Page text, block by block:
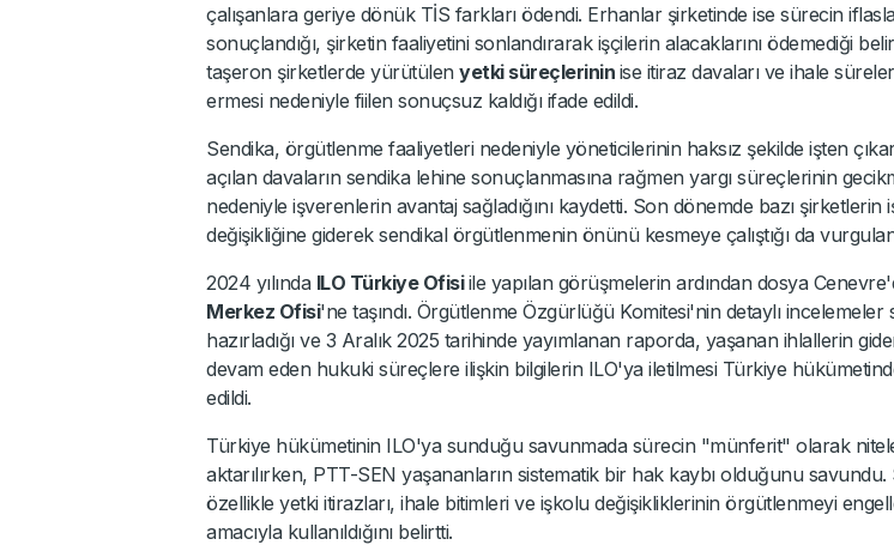
çalışanlara geriye dönük TİS farkları ödendi. Erhanlar şirketinde ise sürecin iflasla
sonuçlandığı, şirketin faaliyetini sonlandırarak işçilerin alacaklarını ödemediği
taşeron şirketlerde yürütülen yetki süreçlerinin ise itiraz davaları ve ihale
ermesi nedeniyle fiilen sonuçsuz kaldığı ifade edildi.
Sendika, örgütlenme faaliyetleri nedeniyle yöneticilerinin haksız şekilde işten
açılan davaların sendika lehine sonuçlanmasına rağmen yargı süreçlerinin
nedeniyle işverenlerin avantaj sağladığını kaydetti. Son dönemde bazı şirketlerin
değişikliğine giderek sendikal örgütlenmenin önünü kesmeye çalıştığı da
2024 yılında ILO Türkiye Ofisiile yapılan görüşmelerin ardından dosya
Merkez Ofisi'ne taşındı. Örgütlenme Özgürlüğü Komitesi'nin detaylı
hazırladığı ve 3 Aralık 2025 tarihinde yayımlanan raporda, yaşanan ihlallerin
devam eden hukuki süreçlere ilişkin bilgilerin ILO'ya iletilmesi Türkiye
edildi.
Türkiye hükümetinin ILO'ya sunduğu savunmada sürecin "münferit" olarak
aktarılırken, PTT-SEN yaşananların sistematik bir hak kaybı olduğunu savundu.
özellikle yetki itirazları, ihale bitimleri ve işkolu değişikliklerinin örgütlenmeyi
amacıyla kullanıldığını belirtti.